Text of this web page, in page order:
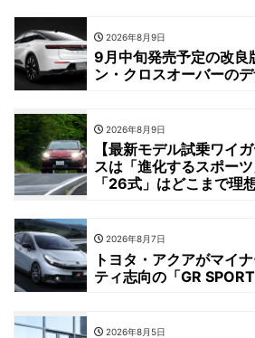
2026年8月9日
9月中旬発売予定の改良
ン・クロスオーバーの
2026年8月9日
【最新モデル試乗ワイ
スは「進化するスポー
「26式」はどこまで理
2026年8月7日
トヨタ・アクアがマイ
ティ志向の「GR
2026年8月5日